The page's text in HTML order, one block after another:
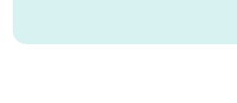
PLUS